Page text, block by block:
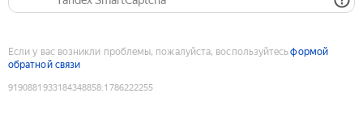
Если у вас возникли проблемы, пожалуйста, воспользуйтесьформой
обратной связи
9190881933184348858:1786222255